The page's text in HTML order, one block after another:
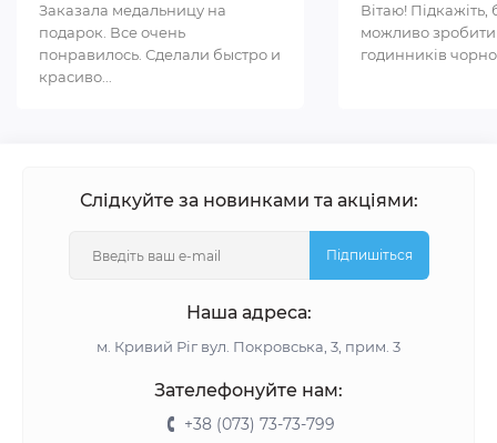
Заказала медальницу на
подарок. Все очень
понравилось. Сделали быстро и
красиво...
Вітаю! Підкажіть,
можливо
годинників
Слідкуйте за новинками та акціями:
Підпишіться
Наша адреса:
м. Кривий Ріг вул. Покровська, 3, прим. 3
Зателефонуйте нам:
+38 (073) 73-73-799